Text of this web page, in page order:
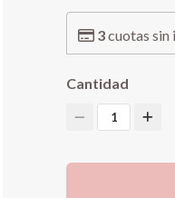
3cuotas sin
Cantidad
1